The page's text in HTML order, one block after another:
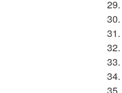
29.
30.
31.
32.
33.
34.